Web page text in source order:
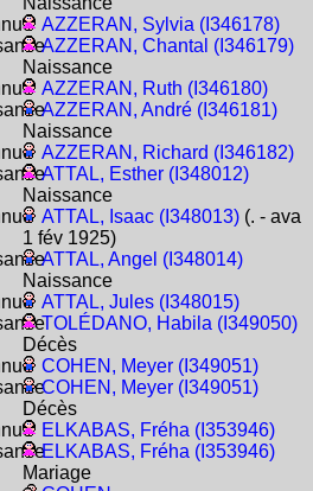
AZZERAN, Sylvia (I346178)
AZZERAN, Chantal (I346179)
Naissance
AZZERAN, Ruth (I346180)
AZZERAN, André (I346181)
Naissance
AZZERAN, Richard (I346182)
ATTAL, Esther (I348012)
Naissance
ATTAL, Isaac (I348013) (. - ava
1 fév 1925)
ATTAL, Angel (I348014)
Naissance
ATTAL, Jules (I348015)
TOLÉDANO, Habila (I349050)
Décès
COHEN, Meyer (I349051)
COHEN, Meyer (I349051)
Décès
ELKABAS, Fréha (I353946)
ELKABAS, Fréha (I353946)
Mariage